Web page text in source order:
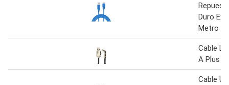
Duro
Metro
Cable
A Plus
Cable